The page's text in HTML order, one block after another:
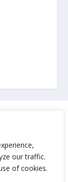
our traffic.
of cookies.